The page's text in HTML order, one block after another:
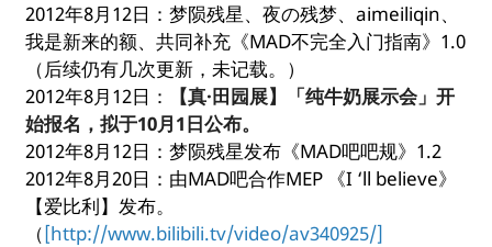
2012年8月12日：梦陨残星、夜の残梦、aimeiliqin、
我是新来的额、共同补充《MAD不完全入门指南》1.0
（后续仍有几次更新，未记载。）
2012年8月12日：
【真·田园展】「纯牛奶展示会」开
始报名，拟于10月1日公布。
2012年8月12日：梦陨残星发布《MAD吧吧规》1.2
2012年8月20日：由MAD吧合作MEP 《I ‘ll believe》
【爱比利】发布。
（[http://www.bilibili.tv/video/av340925/]